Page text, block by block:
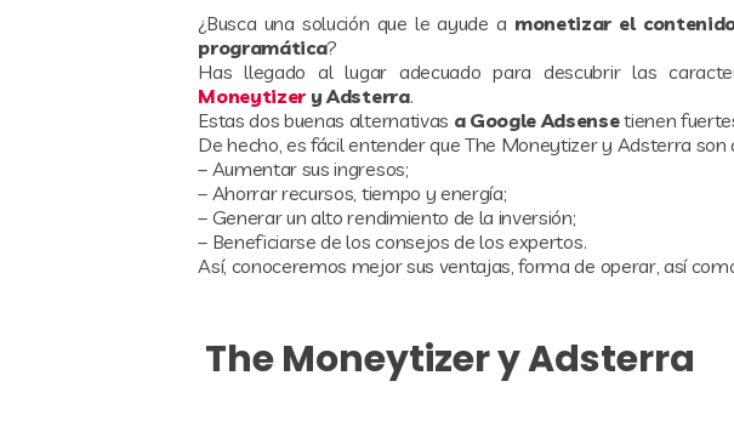
¿Busca una solución que le ayude a monetizar el
programática?
Has llegado al lugar adecuado para descubrir las
Moneytizer y Adsterra.
Estas dos buenas alternativas a Google Adsensetienen
De hecho, es fácil entender que The Moneytizer y Adsterra son
– Aumentar sus ingresos;
– Ahorrar recursos, tiempo y energía;
– Generar un alto rendimiento de la inversión;
– Beneficiarse de los consejos de los expertos.
Así, conoceremos mejor sus ventajas, forma de operar, así
The Moneytizer y Adsterra